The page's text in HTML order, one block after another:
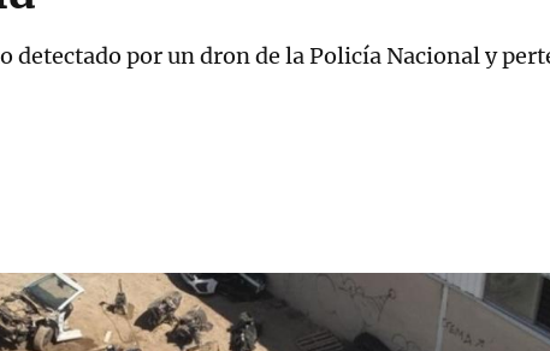
detectado por un dron de la Policía Nacional y